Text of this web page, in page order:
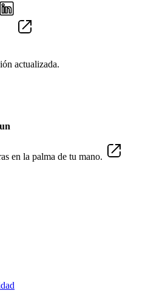
actualizada.
en la palma de tu mano.